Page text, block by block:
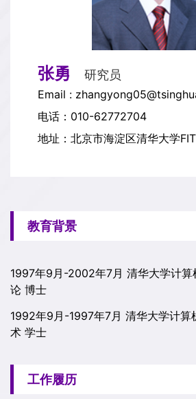
张勇 研究员
Email :
电话：010-62772704
地址：北京市海淀区清华大学
教育背景
1997年9月-2002年7月 清华大学计算
论 博士
1992年9月-1997年7月 清华大学计算
术 学士
工作履历